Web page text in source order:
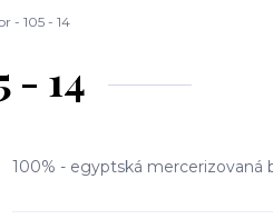
- 105 - 14
- 14
100% - egyptská mercerizovaná